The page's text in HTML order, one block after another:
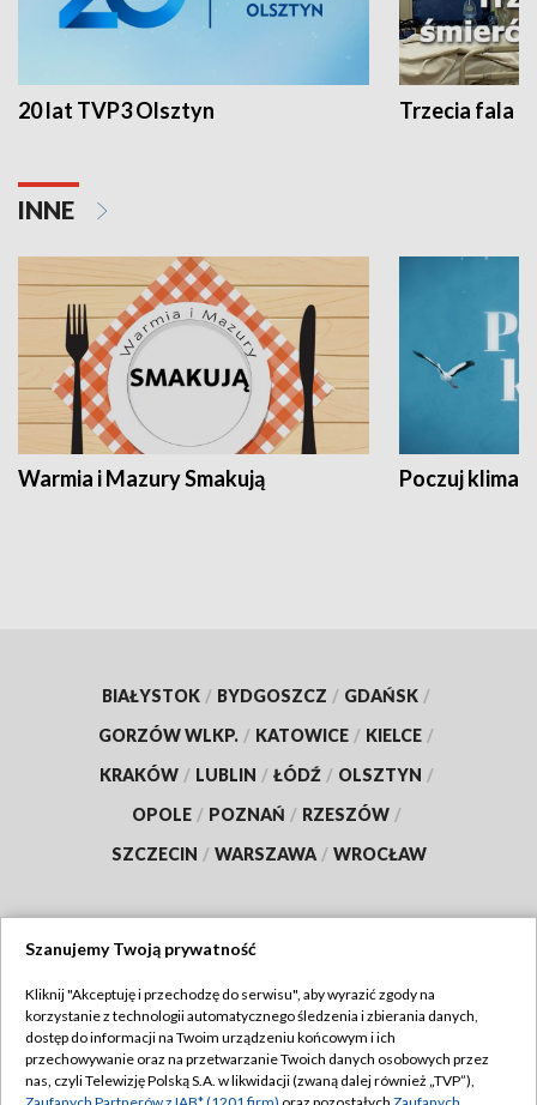
20 lat TVP3 Olsztyn Trzecia fala -
INNE
Warmia i Mazury Smakują Poczuj klimat
BIAŁYSTOK / BYDGOSZCZ / GDAŃSK /
GORZÓW WLKP. / KATOWICE / KIELCE /
KRAKÓW / LUBLIN / ŁÓDŹ / OLSZTYN /
OPOLE / POZNAŃ / RZESZÓW /
SZCZECIN / WARSZAWA / WROCŁAW
TVP
Abonament TVP
Emisja w TVP
Regulamin TVP
Szanujemy Twoją prywatność
Kliknij "Akceptuję i przechodzę do serwisu", aby wyrazić zgody na
korzystanie z technologii automatycznego śledzenia i zbierania danych,
dostęp do informacji na Twoim urządzeniu końcowym i ich
przechowywanie oraz na przetwarzanie Twoich danych osobowych przez
nas, czyli Telewizję Polską S.A. w likwidacji (zwaną dalej również „TVP”),